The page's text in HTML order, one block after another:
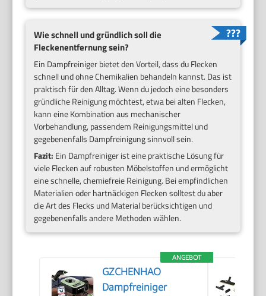
Wie schnell und gründlich soll die
Fleckenentfernung sein?
Ein Dampfreiniger bietet den Vorteil, dass du Flecken
schnell und ohne Chemikalien behandeln kannst. Das ist
praktisch für den Alltag. Wenn du jedoch eine besonders
gründliche Reinigung möchtest, etwa bei alten Flecken,
kann eine Kombination aus mechanischer
Vorbehandlung, passendem Reinigungsmittel und
gegebenenfalls Dampfreinigung sinnvoll sein.
Fazit: Ein Dampfreiniger ist eine praktische Lösung für
viele Flecken auf robusten Möbelstoffen und ermöglicht
eine schnelle, chemiefreie Reinigung. Bei empfindlichen
Materialien oder hartnäckigen Flecken solltest du aber
die Art des Flecks und Material berücksichtigen und
gegebenenfalls andere Methoden wählen.
ANGEBOT
GZCHENHAO
Dampfreiniger